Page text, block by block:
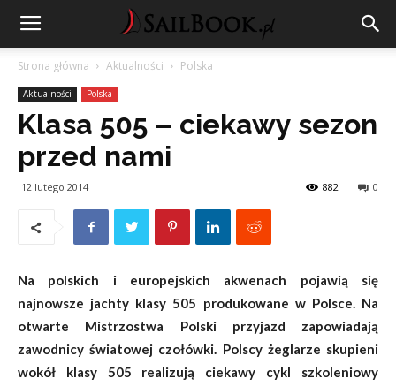
Strona główna Aktualności Polska
Aktualności Polska
Klasa 505 – ciekawy sezon
przed nami
12 lutego 2014 0
882
Na polskich i europejskich akwenach pojawią się
najnowsze jachty klasy 505 produkowane w Polsce. Na
otwarte Mistrzostwa Polski przyjazd zapowiadają
zawodnicy światowej czołówki. Polscy żeglarze skupieni
wokół klasy 505 realizują ciekawy cykl szkoleniowy